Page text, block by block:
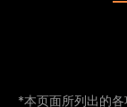
*本页面所列出的